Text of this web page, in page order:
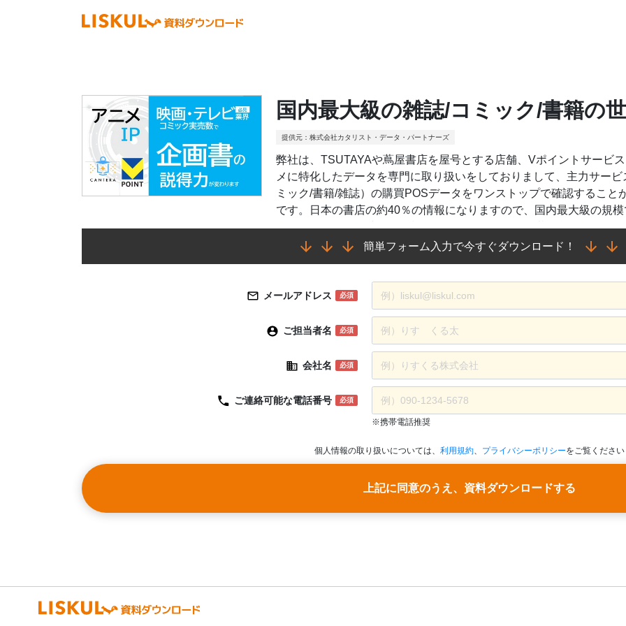
国内最大級の雑誌/コミック/書籍の
提供元：株式会社カタリスト・データ・パートナーズ
弊社は、TSUTAYAや蔦屋書店を屋号とする店舗、Vポイントサービ
メに特化したデータを専門に取り扱いをしておりまして、主力サー
ミック/書籍/雑誌）の購買POSデータをワンストップで確認するこ
です。日本の書店の約40％の情報になりますので、国内最大級の規
ます。V会員約1.3億人（有効ID数）の属性データと掛け合わせるこ
府県などのニーズに応じたトレンド分析もできます。Punblishing（
・広告代理店の方へ
量的観点の分析が可能です。
「実際に、どの雑誌がどのような販売実績をあげているのか」
雑誌メディアは購買に関するデータが少なく、一般的な市場調査デー
・雑誌の号別販売部数を知りたい
・時系列（前年同月比）で比較したい
・広告出稿する作品について、併買情報から満足度の高いターゲテ
この実績データをもとに販売好調誌の特集内容や要因、類書・親和
かかるキーワード（作品名・レーベル・作者）を具体的に選定、企
・映画配給社、テレビ業界
簡単フォーム入力で今すぐダウンロード！
メールアドレス 必須
ご担当者名 必須
会社名 必須
ご連絡可能な電話番号 必須
※携帯電話推奨
個人情報の取り扱いについては、 利用規約、 プライバシーポリシーをご覧ください
上記に同意のうえ、資料ダウンロードする